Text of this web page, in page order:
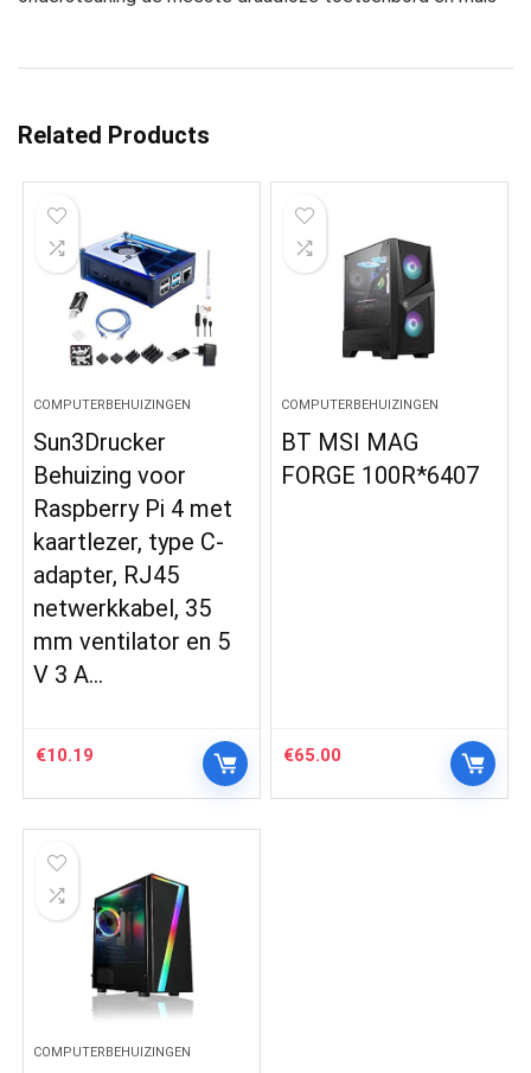
Related Products
COMPUTERBEHUIZINGEN
Sun3Drucker
Behuizing voor
Raspberry Pi 4 met
kaartlezer, type C-
adapter, RJ45
netwerkkabel, 35
mm ventilator en 5
V 3 A…
€10.19
COMPUTERBEHUIZINGEN
BT MSI MAG
FORGE 100R*6407
€65.00
COMPUTERBEHUIZINGEN